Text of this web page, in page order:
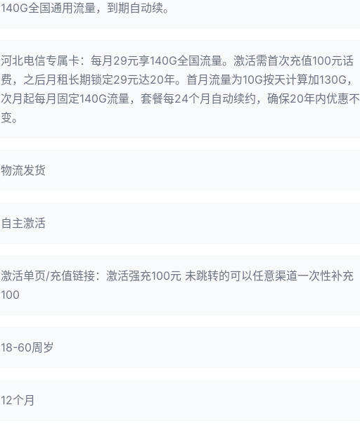
140G全国通用流量，到期自动续。
河北电信专属卡：每月29元享140G全国流量。激活需首次充值100元话
费，之后月租长期锁定29元达20年。首月流量为10G按天计算加130G，
次月起每月固定140G流量，套餐每24个月自动续约，确保20年内优惠不
变。
物流发货
自主激活
激活单页/充值链接：激活强充100元 未跳转的可以任意渠道一次性补充
100
18-60周岁
12个月